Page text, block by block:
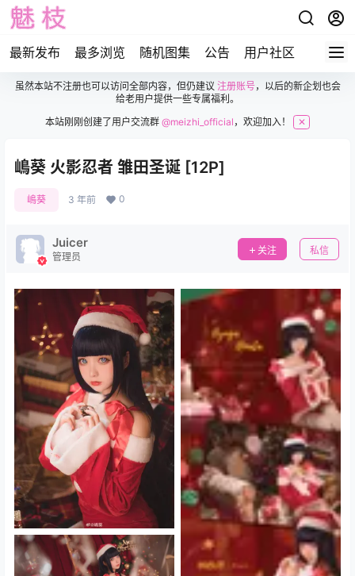
最新发布 最多浏览 随机图集 公告 用户社区
虽然本站不注册也可以访问全部内容，但仍建议 注册账号，以后的新企划也会
给老用户提供一些专属福利。
本站刚刚创建了用户交流群@meizhi_official ，欢迎加入！ ✕
嶋葵 火影忍者 雏田圣诞 [12P]
嶋葵 3 年前 0
Juicer
管理员
关注 私信